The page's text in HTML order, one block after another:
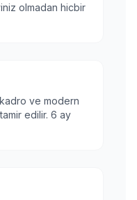
olmadan hicbir
ve modern
edilir. 6 ay